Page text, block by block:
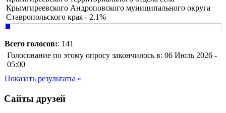
Крымгиреевского Андроповского муниципального округа
Ставропольского края - 2.1%
Всего голосов:: 141
Голосование по этому опросу закончилось в: 06 Июль 2026 -
05:00
Показать результаты »
Сайты друзей